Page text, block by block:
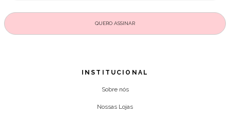
INSTITUCIONAL
Sobre nós
Nossas Lojas